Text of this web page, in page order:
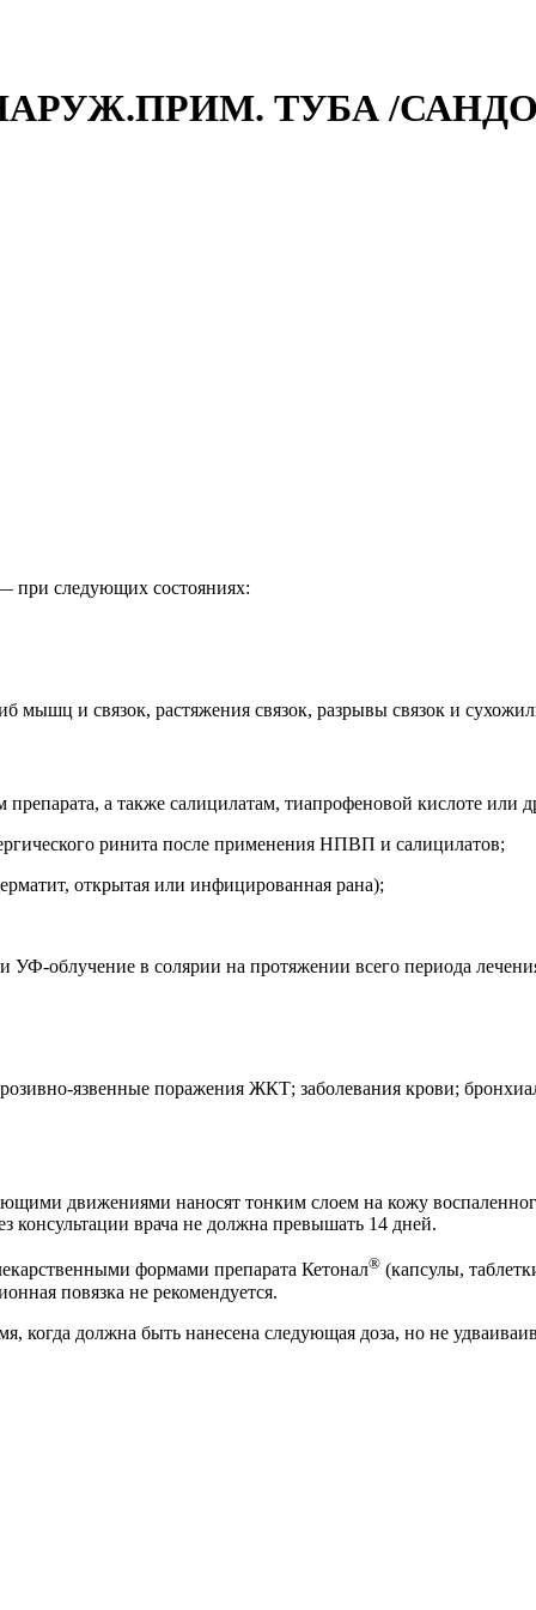
ТУБА /
при следующих состояниях:
мышц и связок, растяжения связок, разрывы связок и
препарата, а также салицилатам, тиапрофеновой кислоте
ринита после применения НПВП и салицилатов;
открытая или инфицированная рана);
УФ-облучение в солярии на протяжении всего периода
язвенные поражения ЖКТ; заболевания крови;
движениями наносят тонким слоем на кожу
консультации врача не должна превышать 14 дней.
формами препарата Кетонал® (капсулы,
повязка не рекомендуется.
когда должна быть нанесена следующая доза, но не